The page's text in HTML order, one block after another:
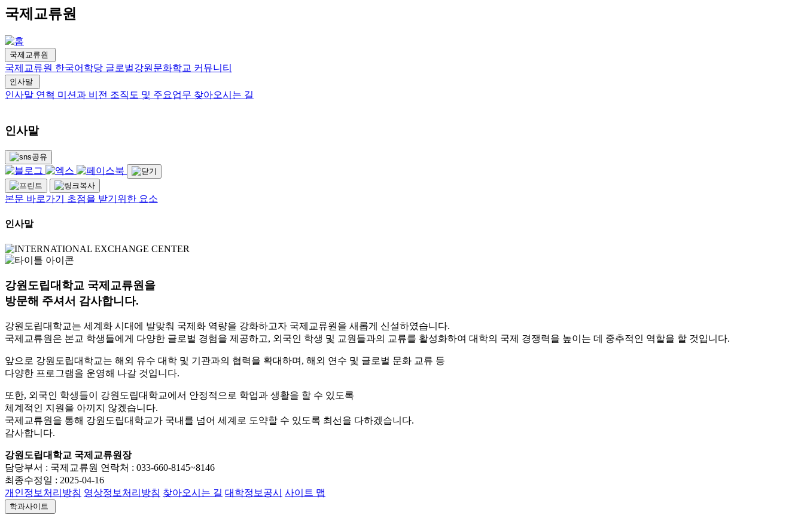
국제교류원
국제교류원
국제교류원 한국어학당 글로벌강원문화학교 커뮤니티
인사말
인사말 연혁 미션과 비전 조직도 및 주요업무 찾아오시는 길
인사말
본문 바로가기 초점을 받기위한 요소
인사말
강원도립대학교 국제교류원을
방문해 주셔서 감사합니다.
강원도립대학교는 세계화 시대에 발맞춰 국제화 역량을 강화하고자 국제교류원을 새롭게 신설하였습니다.
국제교류원은 본교 학생들에게 다양한 글로벌 경험을 제공하고, 외국인 학생 및 교원들과의 교류를 활성화하여 대학의 국제 경쟁력을 높이는 데 중추적인 역할을 할 것입니다.
앞으로 강원도립대학교는 해외 유수 대학 및 기관과의 협력을 확대하며, 해외 연수 및 글로벌 문화 교류 등
다양한 프로그램을 운영해 나갈 것입니다.
또한, 외국인 학생들이 강원도립대학교에서 안정적으로 학업과 생활을 할 수 있도록
체계적인 지원을 아끼지 않겠습니다.
국제교류원을 통해 강원도립대학교가 국내를 넘어 세계로 도약할 수 있도록 최선을 다하겠습니다.
감사합니다.
강원도립대학교 국제교류원장
담당부서 : 국제교류원 연락처 : 033-660-8145~8146
최종수정일 : 2025-04-16
개인정보처리방침 영상정보처리방침 찾아오시는 길 대학정보공시 사이트 맵
학과사이트